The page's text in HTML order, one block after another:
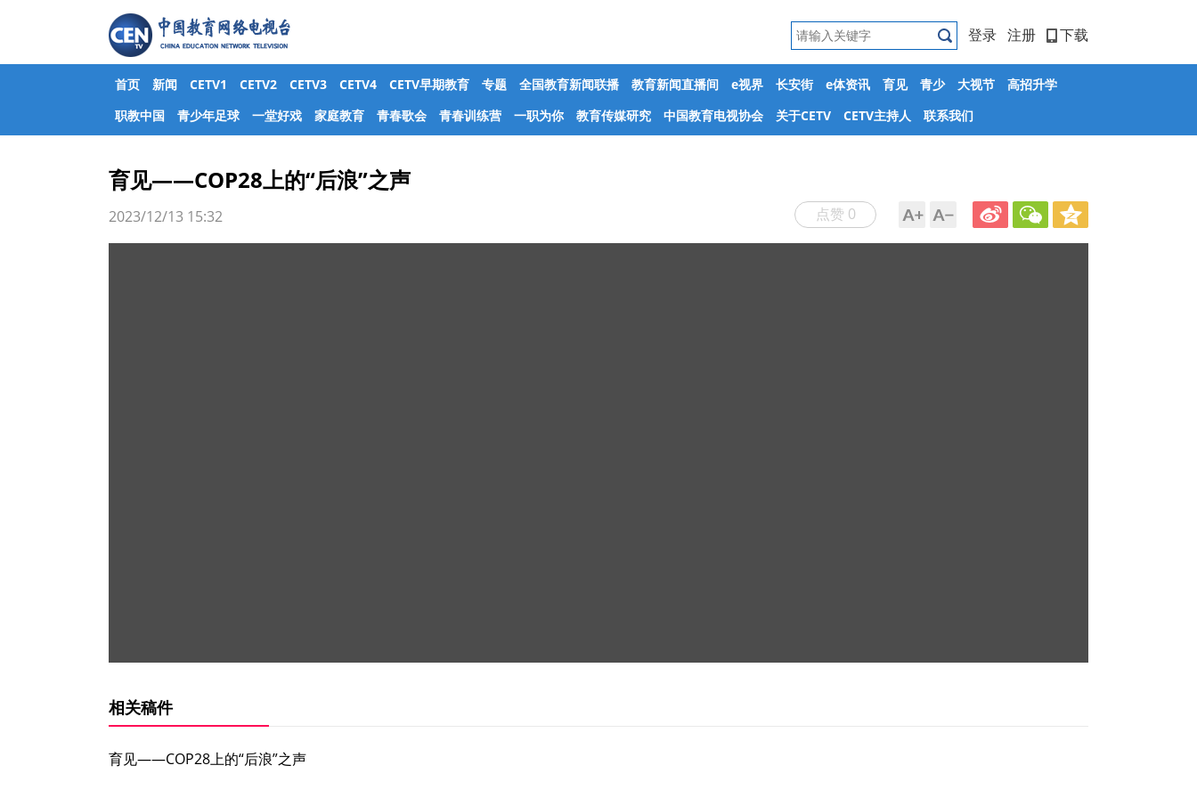
登录 注册 下载
首页 新闻 CETV1 CETV2 CETV3 CETV4 CETV早期教育 专题 全国教育新闻联播 教育新闻直播间 e视界 长安街 e体资讯 育见 青少 大视节
高招升学
职教中国
青少年足球 一堂好戏 家庭教育 青春歌会 青春训练营 一职为你 教育传媒研究 中国教育电视协会 关于CETV CETV主持人 联系我们
育见——COP28上的“后浪”之声
点赞 0
2023/12/13 15:32
相关稿件
育见——COP28上的“后浪”之声